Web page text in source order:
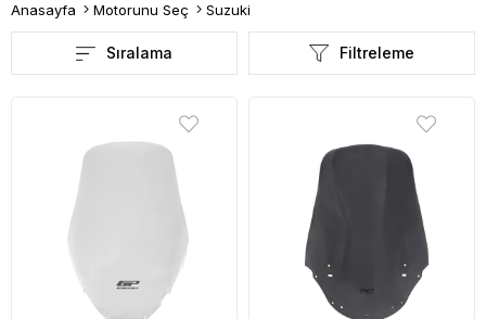
Anasayfa Motorunu Seç Suzuki
Filtreleme
Sıralama